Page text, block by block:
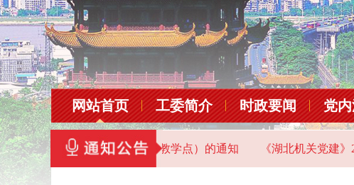
网站首页 工委简介 时政要闻 党
机关党员干部教育基地（教学点）的通知 《湖北机关党建》2026